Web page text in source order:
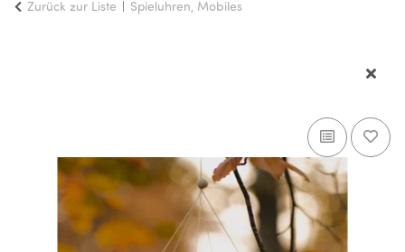
Zurück zur Liste Spieluhren, Mobiles